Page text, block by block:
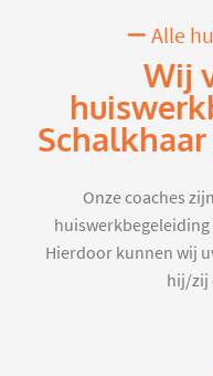
Alle
Wij
Onze coaches
huiswerkbegeleiding
Hierdoor kunnen wij
hij/zij